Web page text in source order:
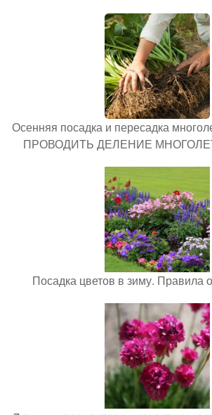
Осенняя посадка и пересадка
ПРОВОДИТЬ ДЕЛЕНИЕ
Посадка цветов в зиму. Правила